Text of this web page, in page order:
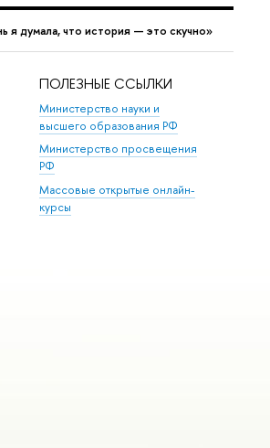
я думала, что история — это скучно»
ПОЛЕЗНЫЕ ССЫЛКИ
Министерство науки и
высшего образования РФ
Министерство просвещения
РФ
Массовые открытые онлайн-
курсы